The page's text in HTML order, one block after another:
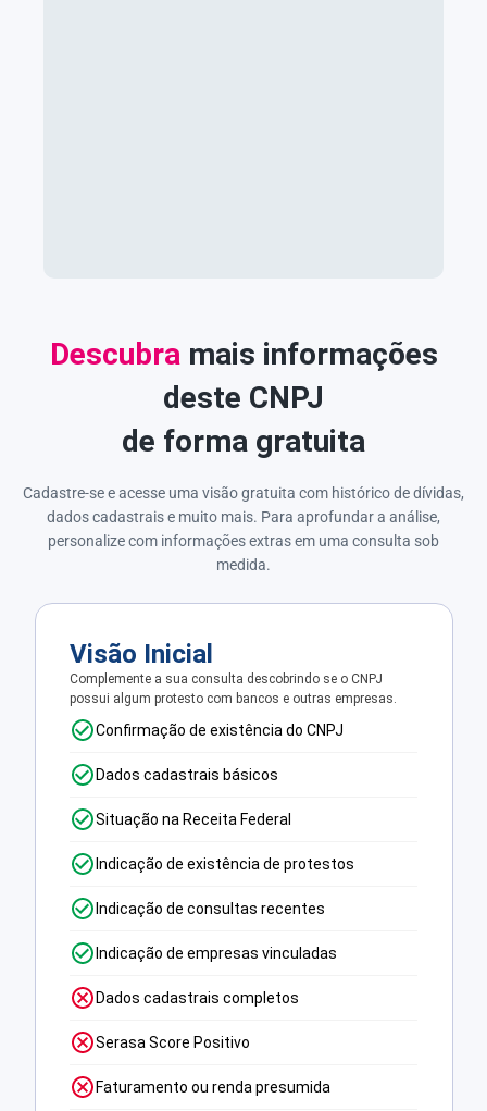
Descubramais informações
deste CNPJ
de forma gratuita
Cadastre-se e acesse uma visão gratuita com histórico de dívidas,
dados cadastrais e muito mais. Para aprofundar a análise,
personalize com informações extras em uma consulta sob
medida.
Visão Inicial
Complemente a sua consulta descobrindo se o CNPJ
possui algum protesto com bancos e outras empresas.
Confirmação de existência do CNPJ
Dados cadastrais básicos
Situação na Receita Federal
Indicação de existência de protestos
Indicação de consultas recentes
Indicação de empresas vinculadas
Dados cadastrais completos
Serasa Score Positivo
Faturamento ou renda presumida